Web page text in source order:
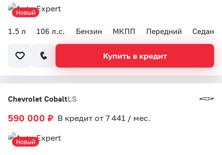
1.5 л 106 л.с. Бензин МКПП Передний Седан
Новый
Купить в кредит
Chevrolet CobaltLS
590 000 ₽ В кредит от 7 441 / мес.
Новый